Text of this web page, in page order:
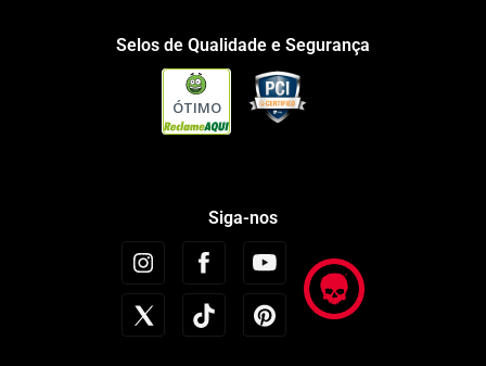
Selos de Qualidade e Segurança
ÓTIMO
Siga-nos